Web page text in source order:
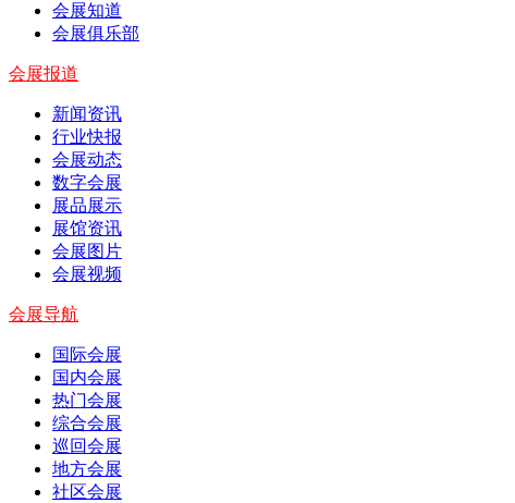
会展知道
会展俱乐部
会展报道
新闻资讯
行业快报
会展动态
数字会展
展品展示
展馆资讯
会展图片
会展视频
会展导航
国际会展
国内会展
热门会展
综合会展
巡回会展
地方会展
社区会展